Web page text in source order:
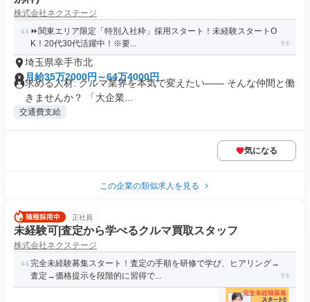
株式会社ネクステージ
⏩️関東エリア限定「特別入社枠」採用スタート！未経験スタートO
K！20代30代活躍中！※要...
埼玉県幸手市北
月給35万2000円～64万4000円
求める人材: クルマ業界を本気で変えたい―― そんな仲間と働
きませんか？ 「大企業...
交通費支給
気になる
この企業の類似求人を見る
正社員
未経験可|査定から学べるクルマ買取スタッフ
株式会社ネクステージ
完全未経験募集スタート！査定の手順を研修で学び、ヒアリング→
査定→価格提示を段階的に習得で...